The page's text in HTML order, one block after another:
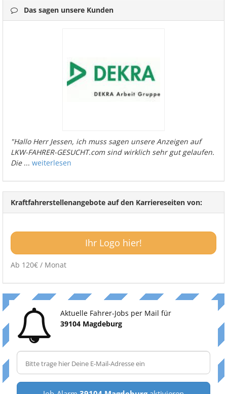
Das sagen unsere Kunden
"Hallo Herr Jessen, ich muss sagen unsere Anzeigen auf
LKW-FAHRER-GESUCHT.com sind wirklich sehr gut gelaufen.
Die... weiterlesen
Kraftfahrerstellenangebote auf den Karriereseiten von:
Ihr Logo hier!
Ab 120€ / Monat
Aktuelle Fahrer-Jobs per Mail für
39104 Magdeburg